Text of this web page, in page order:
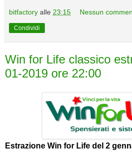
bitfactory alle 23:15 Nessun
Condividi
Win for Life classico
01-2019 ore 22:00
Estrazione Win for Life del 2